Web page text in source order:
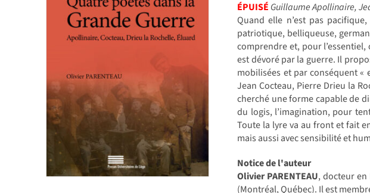
ÉPUISÉ Guillaume Apollinaire,
Quand elle n’est pas
patriotique, belliqueuse,
comprendre et, pour
est dévoré par la guerre. Il
mobilisées et par conséquent «
Jean Cocteau, Pierre Drieu la
cherché une forme capable de
du logis, l’imagination, pour
Toute la lyre va au front et fait
mais aussi avec sensibilité et
Notice de l'auteur
Olivier PARENTEAU, docteur en
(Montréal, Québec). Il est